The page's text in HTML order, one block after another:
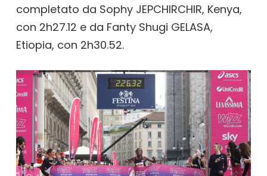
completato da Sophy JEPCHIRCHIR, Kenya,
con 2h27.12 e da Fanty Shugi GELASA,
Etiopia, con 2h30.52.